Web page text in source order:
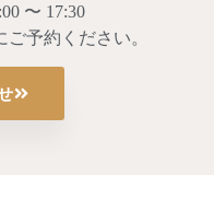
〜 17:30
予約ください。